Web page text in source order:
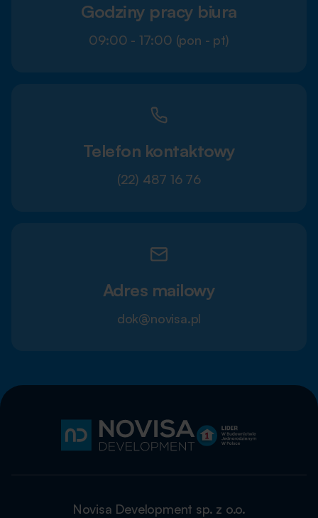
Godziny pracy biura
09:00 - 17:00 (pon - pt)
Telefon kontaktowy
(22) 487 16 76
Adres mailowy
dok@novisa.pl
Novisa Development sp. z o.o.